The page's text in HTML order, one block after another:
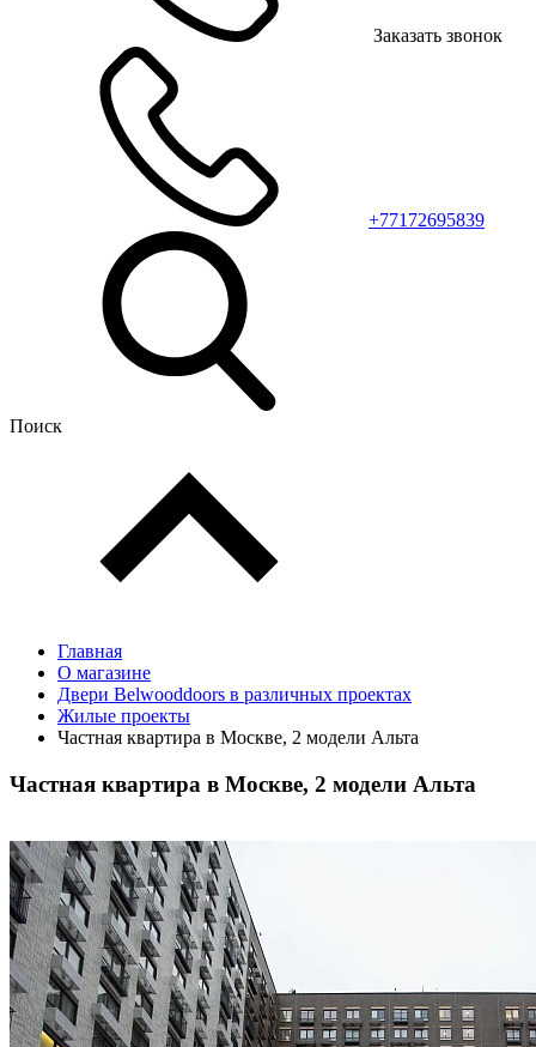
Заказать звонок
+77172695839
Поиск
Главная
О магазине
Двери Belwooddoors в различных проектах
Жилые проекты
Частная квартира в Москве, 2 модели Альта
Частная квартира в Москве, 2 модели Альта